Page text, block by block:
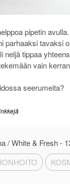
pipetin
parhaaksi tavaksi
neljä tippaa
vain
seerumeita?
/ White & Fresh -